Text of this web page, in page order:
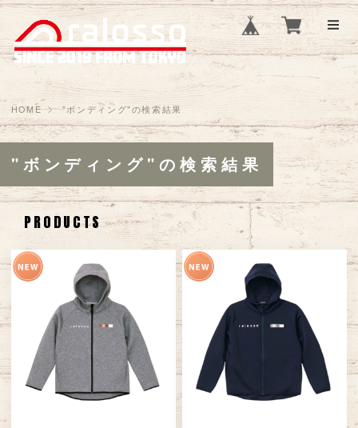
HOME "ボンディング"の検索結果
"ボンディング"の検索結果
PRODUCTS